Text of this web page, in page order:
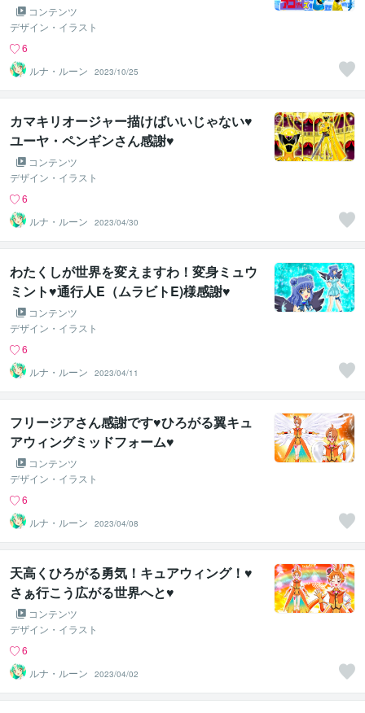
コンテンツ
デザイン・イラスト
6
ルナ・ルーン
2023/10/25
カマキリオージャー描けばいいじゃない♥
ユーヤ・ペンギンさん感謝♥
コンテンツ
デザイン・イラスト
6
ルナ・ルーン
2023/04/30
わたくしが世界を変えますわ！変身ミュウ
ミント♥通行人E（ムラビトE)様感謝♥
コンテンツ
デザイン・イラスト
6
ルナ・ルーン
2023/04/11
フリージアさん感謝です♥ひろがる翼キュ
アウィングミッドフォーム♥
コンテンツ
デザイン・イラスト
6
ルナ・ルーン
2023/04/08
天高くひろがる勇気！キュアウィング！♥
さぁ行こう広がる世界へと♥
コンテンツ
デザイン・イラスト
6
ルナ・ルーン
2023/04/02